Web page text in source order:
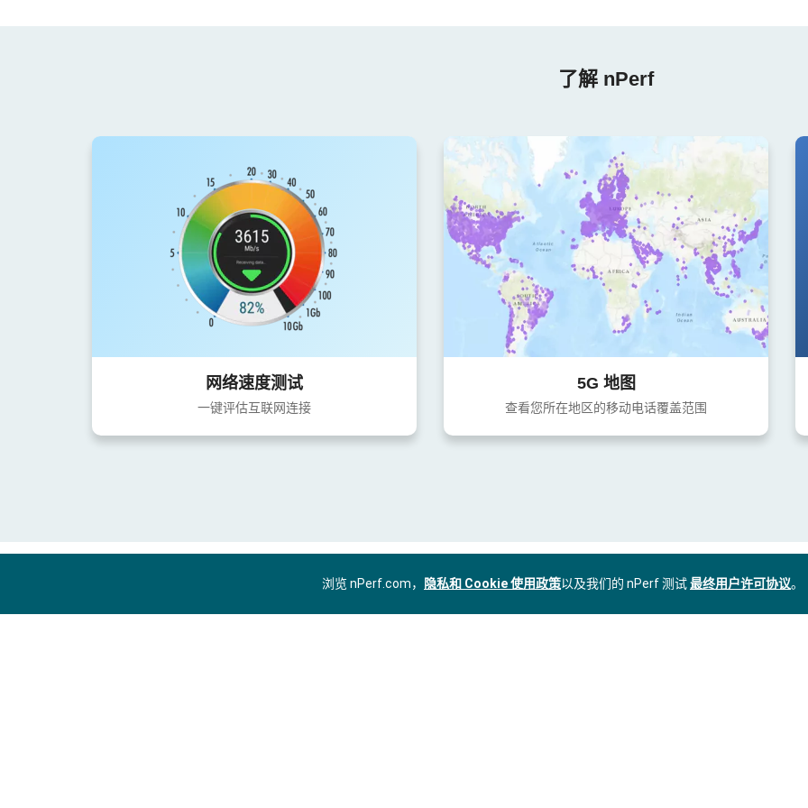
了解 nPerf
网络速度测试
一键评估互联网连接
5G 地图
查看您所在地区的移动电话覆盖范围
浏览 nPerf.com， 隐私和 Cookie 使用政策以及我们的 nPerf 测试最终用户许可协议。